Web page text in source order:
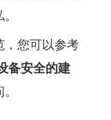
，您可以参考
备安全的建